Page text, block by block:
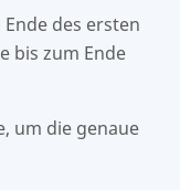
des ersten
bis zum Ende
um die genaue